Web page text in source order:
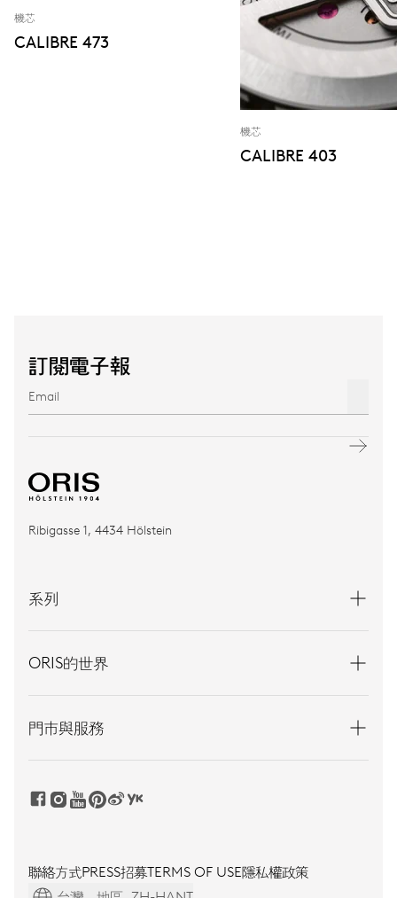
機芯
CALIBRE 473
機芯
CALIBRE 403
訂閱電子報
Ribigasse 1, 4434 Hölstein
系列
ORIS的世界
門市與服務
聯絡方式PRESS招募TERMS OF USE隱私權政策